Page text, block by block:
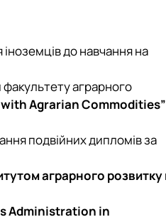
до навчання на
аграрного
Agrarian Commodities”
подвійних дипломів за
аграрного розвитку
Administration in